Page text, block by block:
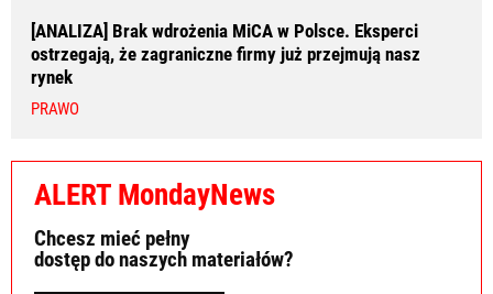
[ANALIZA] Brak wdrożenia MiCA w Polsce. Eksperci
ostrzegają, że zagraniczne firmy już przejmują nasz
rynek
PRAWO
ALERT MondayNews
Chcesz mieć pełny
dostęp do naszych materiałów?